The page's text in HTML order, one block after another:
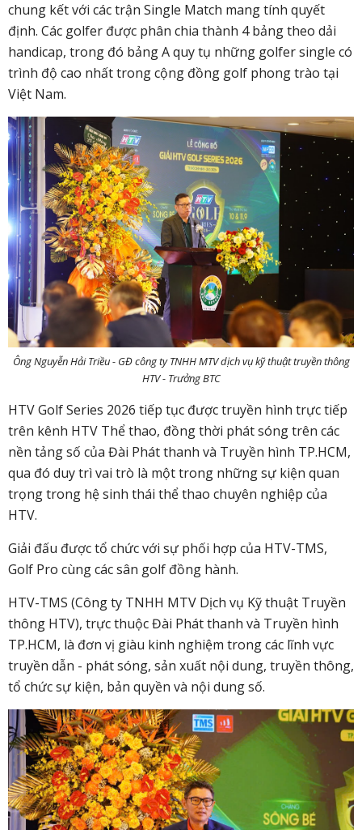
chung kết với các trận Single Match mang tính quyết
định. Các golfer được phân chia thành 4 bảng theo dải
handicap, trong đó bảng A quy tụ những golfer single có
trình độ cao nhất trong cộng đồng golf phong trào tại
Việt Nam.
Ông Nguyễn Hải Triều - GĐ công ty TNHH MTV dịch vụ kỹ thuật truyền thông
HTV - Trưởng BTC
HTV Golf Series 2026 tiếp tục được truyền hình trực tiếp
trên kênh HTV Thể thao, đồng thời phát sóng trên các
nền tảng số của Đài Phát thanh và Truyền hình TP.HCM,
qua đó duy trì vai trò là một trong những sự kiện quan
trọng trong hệ sinh thái thể thao chuyên nghiệp của
HTV.
Giải đấu được tổ chức với sự phối hợp của HTV-TMS,
Golf Pro cùng các sân golf đồng hành.
HTV-TMS (Công ty TNHH MTV Dịch vụ Kỹ thuật Truyền
thông HTV), trực thuộc Đài Phát thanh và Truyền hình
TP.HCM, là đơn vị giàu kinh nghiệm trong các lĩnh vực
truyền dẫn - phát sóng, sản xuất nội dung, truyền thông,
tổ chức sự kiện, bản quyền và nội dung số.